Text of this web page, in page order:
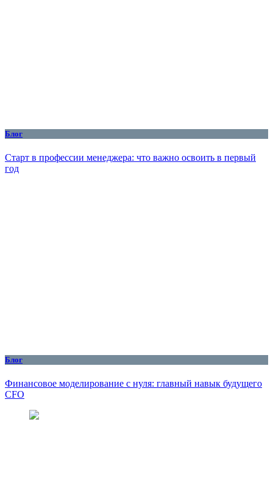
Блог
Старт в профессии менеджера: что важно освоить в первый
год
Блог
Финансовое моделирование с нуля: главный навык будущего
CFO